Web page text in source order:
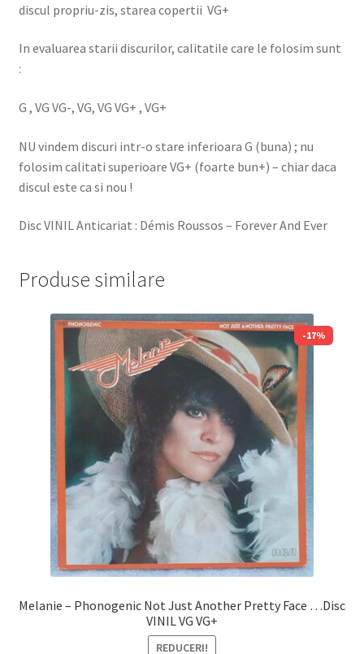
discul propriu-zis, starea copertii VG+
In evaluarea starii discurilor, calitatile care le folosim sunt
:
G , VG VG-, VG, VG VG+ , VG+
NU vindem discuri intr-o stare inferioara G (buna) ; nu
folosim calitati superioare VG+ (foarte bun+) – chiar daca
discul este ca si nou !
Disc VINIL Anticariat : Démis Roussos – Forever And Ever
Produse similare
-17%
Melanie – Phonogenic Not Just Another Pretty Face …Disc
VINIL VG VG+
REDUCERI!